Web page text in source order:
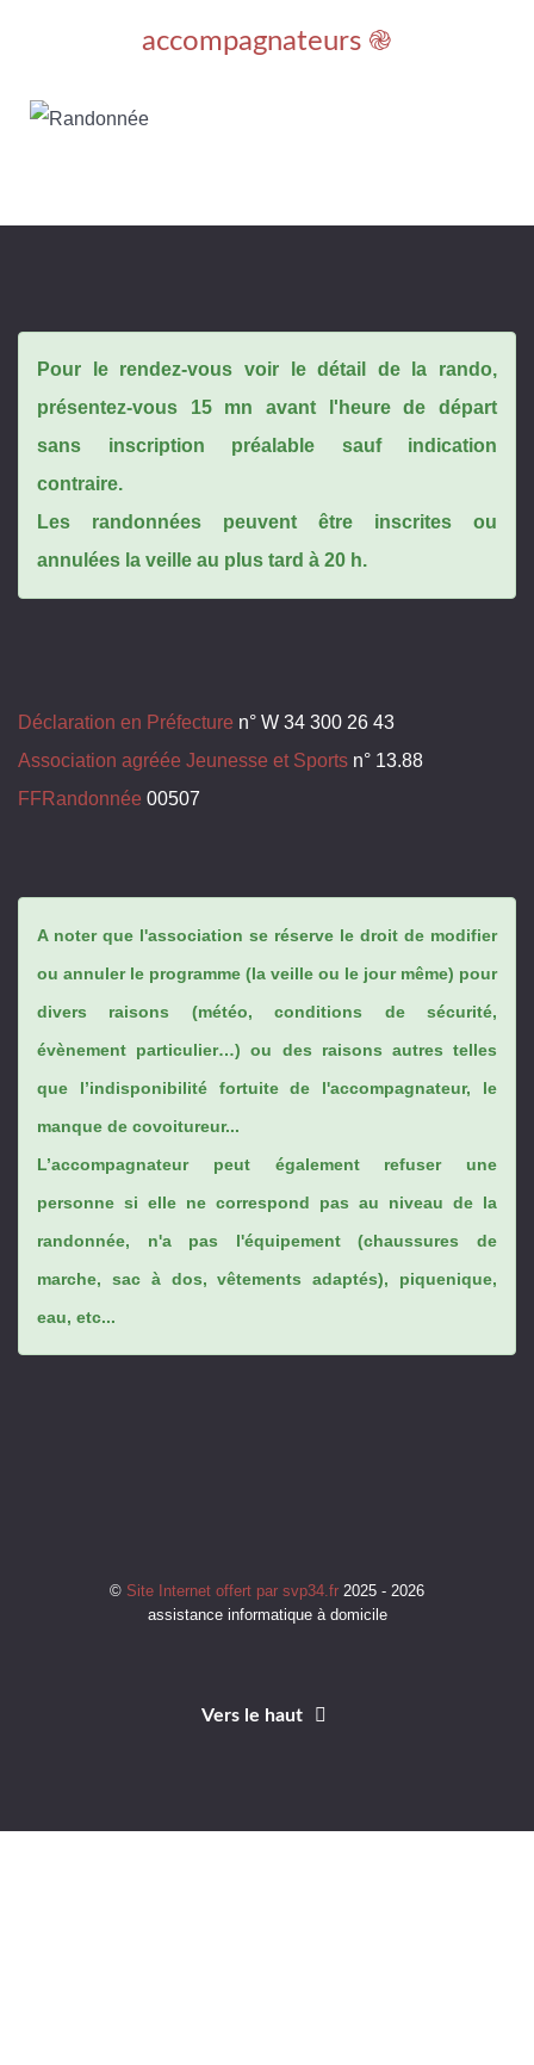
accompagnateurs ֎
Pour le rendez-vous voir le détail de la rando,
présentez-vous 15 mn avant l'heure de départ
sans inscription préalable sauf indication
contraire.
Les randonnées peuvent être inscrites ou
annulées la veille au plus tard à 20 h.
Déclaration en Préfecture n° W 34 300 26 43
Association agréée Jeunesse et Sports n° 13.88
FFRandonnée 00507
A noter que l'association se réserve le droit de modifier
ou annuler le programme (la veille ou le jour même) pour
divers raisons (météo, conditions de sécurité,
évènement particulier…) ou des raisons autres telles
que l’indisponibilité fortuite de l'accompagnateur, le
manque de covoitureur...
L’accompagnateur peut également refuser une
personne si elle ne correspond pas au niveau de la
randonnée, n'a pas l'équipement (chaussures de
marche, sac à dos, vêtements adaptés), piquenique,
eau, etc...
© Site Internet offert par svp34.fr 2025 - 2026
assistance informatique à domicile
Vers le haut